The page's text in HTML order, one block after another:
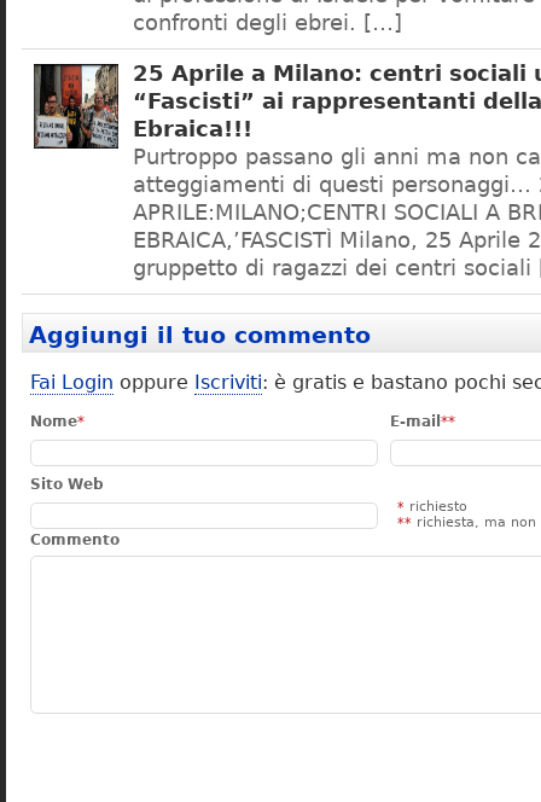
confronti degli ebrei. […]
25 Aprile a Milano: centri sociali
“Fascisti” ai rappresentanti
Ebraica!!!
Purtroppo passano gli anni ma non
atteggiamenti di questi personaggi…
APRILE:MILANO;CENTRI SOCIALI A
EBRAICA,’FASCISTÌ Milano, 25 Aprile
gruppetto di ragazzi dei centri
Aggiungi il tuo commento
Fai Login oppure Iscriviti: è gratis e bastano pochi
Nome* E-mail **
Sito Web
* richiesto
** richiesta, ma non
Commento